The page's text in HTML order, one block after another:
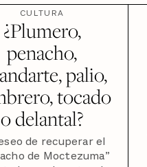
CULTURA
¿Plumero,
penacho,
palio,
tocado
o delantal?
de recuperar el
de Moctezuma”